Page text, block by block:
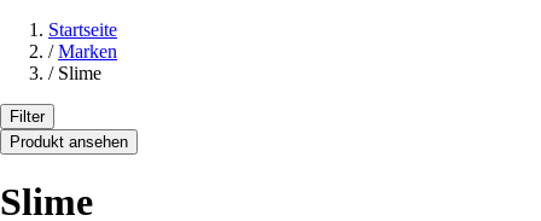
Startseite
/ Marken
/ Slime
Filter
Produkt ansehen
Slime